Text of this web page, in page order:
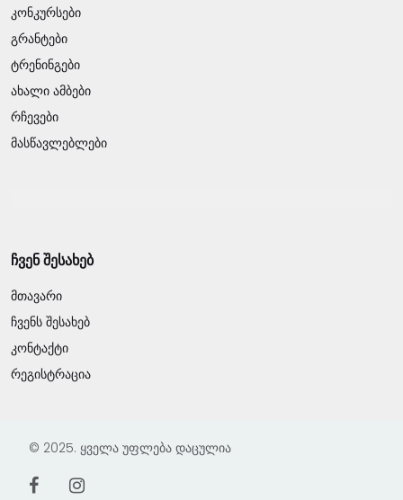
კონკურსები
გრანტები
ტრენინგები
ახალი ამბები
რჩევები
მასწავლებლები
ჩვენ შესახებ
მთავარი
ჩვენს შესახებ
კონტაქტი
რეგისტრაცია
© 2025. ყველა უფლება დაცულია